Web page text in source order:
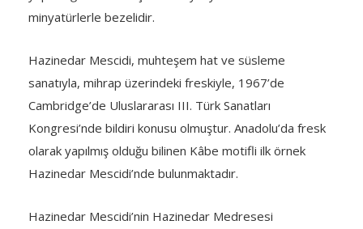
minyatürlerle bezelidir.
Hazinedar Mescidi, muhteşem hat ve süsleme
sanatıyla, mihrap üzerindeki freskiyle, 1967’de
Cambridge’de Uluslararası III. Türk Sanatları
Kongresi’nde bildiri konusu olmuştur. Anadolu’da fresk
olarak yapılmış olduğu bilinen Kâbe motifli ilk örnek
Hazinedar Mescidi’nde bulunmaktadır.
Hazinedar Mescidi’nin Hazinedar Medresesi